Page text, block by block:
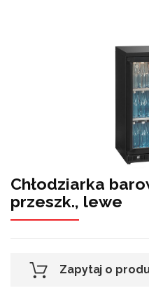
Chłodziarka
przeszk., lewe
Zapytaj o